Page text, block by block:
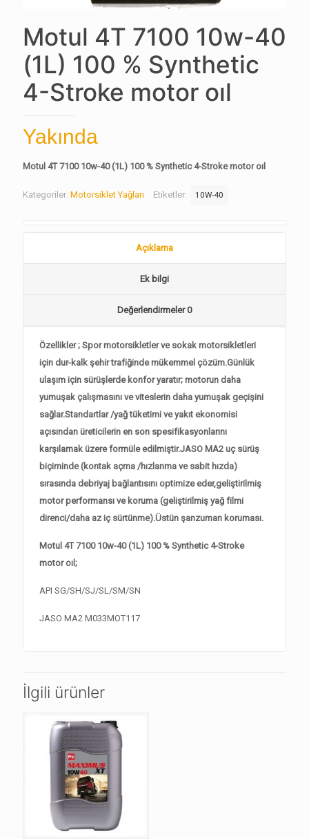
Motul 4T 7100 10w-40
(1L) 100 % Synthetic
4-Stroke motor oıl
Yakında
Motul 4T 7100 10w-40 (1L) 100 % Synthetic 4-Stroke motor oıl
Kategoriler: Motorsiklet Yağları Etiketler: 10W-40
Açıklama
Ek bilgi
Değerlendirmeler0
Özellikler ; Spor motorsikletler ve sokak motorsikletleri
için dur-kalk şehir trafiğinde mükemmel çözüm.Günlük
ulaşım için sürüşlerde konfor yaratır; motorun daha
yumuşak çalışmasını ve viteslerin daha yumuşak geçişini
sağlar.Standartlar /yağ tüketimi ve yakıt ekonomisi
açısından üreticilerin en son spesifikasyonlarını
karşılamak üzere formüle edilmiştir.JASO MA2 uç sürüş
biçiminde (kontak açma /hızlanma ve sabit hızda)
sırasında debriyaj bağlantısını optimize eder,geliştirilmiş
motor performansı ve koruma (geliştirilmiş yağ filmi
direnci/daha az iç sürtünme).Üstün şanzuman koruması.
Motul 4T 7100 10w-40 (1L) 100 % Synthetic 4-Stroke
motor oıl;
API SG/SH/SJ/SL/SM/SN
JASO MA2 M033MOT117
İlgili ürünler